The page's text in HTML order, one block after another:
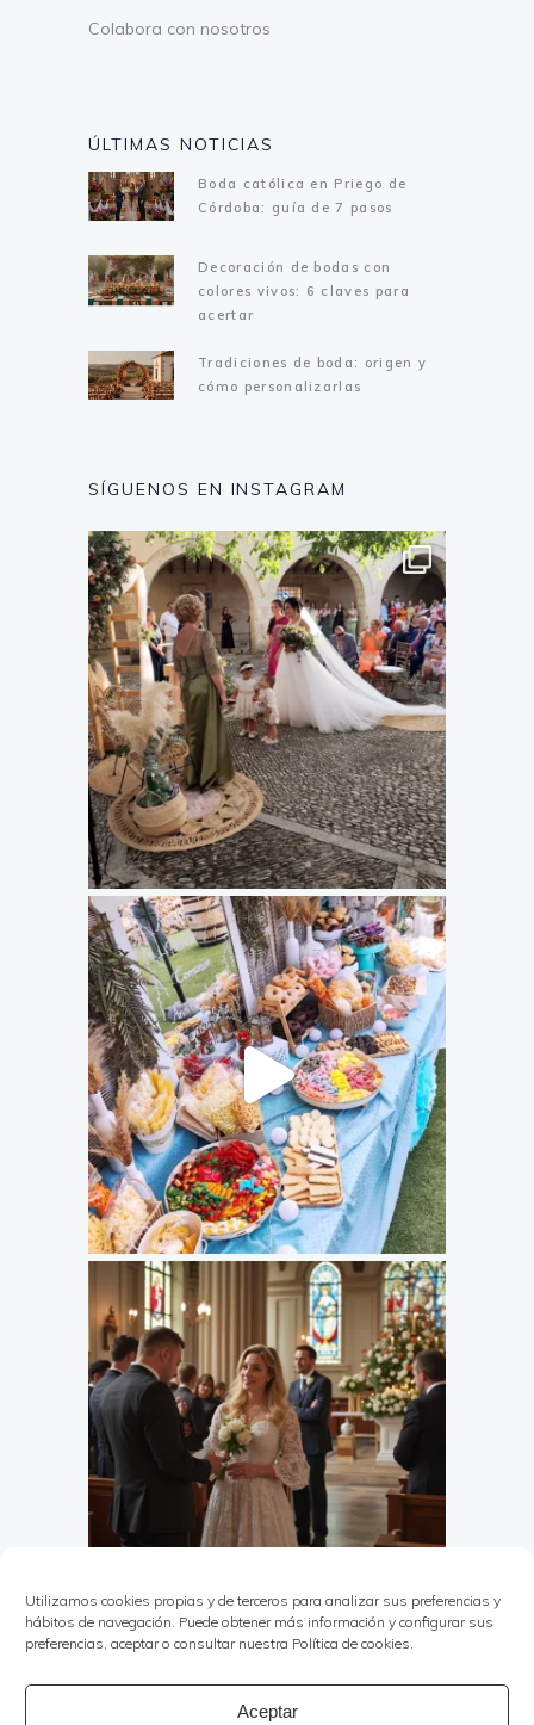
Utilizamos cookies propias y de terceros para analizar sus preferencias y
hábitos de navegación. Puede obtener más información y configurar sus
preferencias, aceptar o consultar nuestra Política de cookies.
Aceptar
Colabora con nosotros
ÚLTIMAS NOTICIAS
Boda católica en Priego de
Córdoba: guía de 7 pasos
Decoración de bodas con
colores vivos: 6 claves para
acertar
Tradiciones de boda: origen y
cómo personalizarlas
SÍGUENOS EN INSTAGRAM